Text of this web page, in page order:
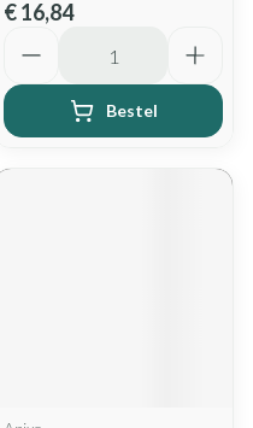
€ 16,84
Bestel